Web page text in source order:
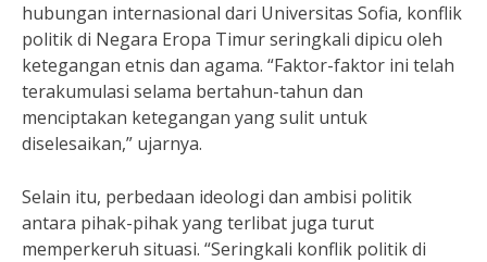
hubungan internasional dari Universitas Sofia, konflik
politik di Negara Eropa Timur seringkali dipicu oleh
ketegangan etnis dan agama. “Faktor-faktor ini telah
terakumulasi selama bertahun-tahun dan
menciptakan ketegangan yang sulit untuk
diselesaikan,” ujarnya.
Selain itu, perbedaan ideologi dan ambisi politik
antara pihak-pihak yang terlibat juga turut
memperkeruh situasi. “Seringkali konflik politik di